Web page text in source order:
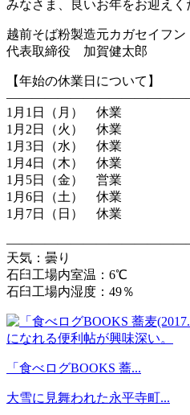
みなさま、良いお年をお迎えく
越前そば粉製造元カガセイフン
代表取締役 加賀健太郎
【年始の休業日について】
1月1日（月） 休業
1月2日（火） 休業
1月3日（水） 休業
1月4日（木） 休業
1月5日（金） 営業
1月6日（土） 休業
1月7日（日） 休業
天気：曇り
石臼工場内室温：6℃
石臼工場内湿度：49％
「食べログBOOKS 蕎...
大雪に見舞われた永平寺町...